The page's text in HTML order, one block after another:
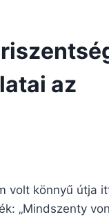
az
volt könnyű útja
„Mindszenty